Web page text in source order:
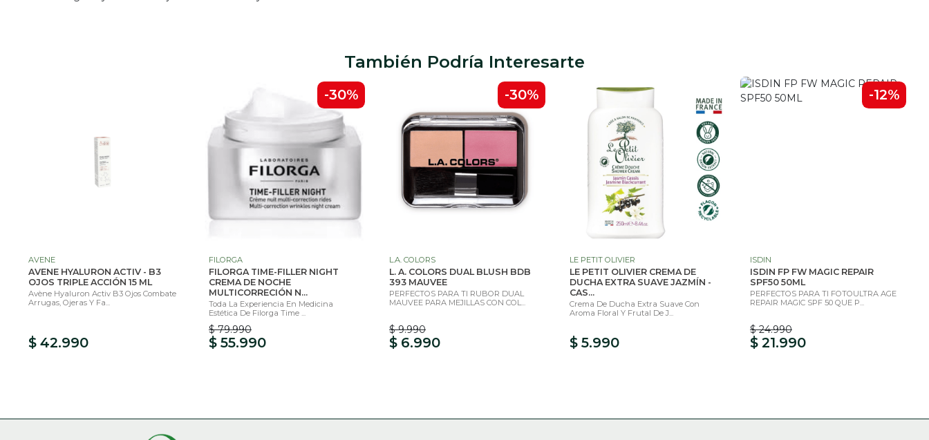
También Podría Interesarte
AVENE
AVENE HYALURON ACTIV - B3
OJOS TRIPLE ACCIÓN 15 ML
Avène Hyaluron Activ B3 Ojos Combate
Arrugas, Ojeras Y Fa...
$ 42.990
-30%
FILORGA
FILORGA TIME-FILLER NIGHT
CREMA DE NOCHE
MULTICORRECIÓN N...
Toda La Experiencia En Medicina
Estética De Filorga Time ...
$ 79.990
$ 55.990
-30%
L.A. COLORS
L. A. COLORS DUAL BLUSH BDB
393 MAUVEE
PERFECTOS PARA TI RUBOR DUAL
MAUVEE PARA MEJILLAS CON COL...
$ 9.990
$ 6.990
LE PETIT OLIVIER
LE PETIT OLIVIER CREMA DE
DUCHA EXTRA SUAVE JAZMÍN -
CAS...
Crema De Ducha Extra Suave Con
Aroma Floral Y Frutal De J...
$ 5.990
-12%
ISDIN
ISDIN FP FW MAGIC REPAIR
SPF50 50ML
PERFECTOS PARA TI FOTOULTRA AGE
REPAIR MAGIC SPF 50 QUE P...
$ 24.990
$ 21.990